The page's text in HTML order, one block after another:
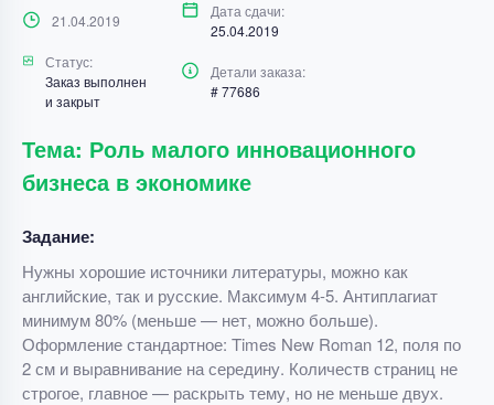
21.04.2019
Дата сдачи:
25.04.2019
Статус:
Заказ выполнен
и закрыт
Детали заказа:
# 77686
Тема: Роль малого инновационного
бизнеса в экономике
Задание:
Нужны хорошие источники литературы, можно как
английские, так и русские. Максимум 4-5. Антиплагиат
минимум 80% (меньше — нет, можно больше).
Оформление стандартное: Times New Roman 12, поля по
2 см и выравнивание на середину. Количеств страниц не
строгое, главное — раскрыть тему, но не меньше двух.